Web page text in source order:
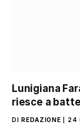
Lunigiana
riesce a
DI REDAZIONE 24